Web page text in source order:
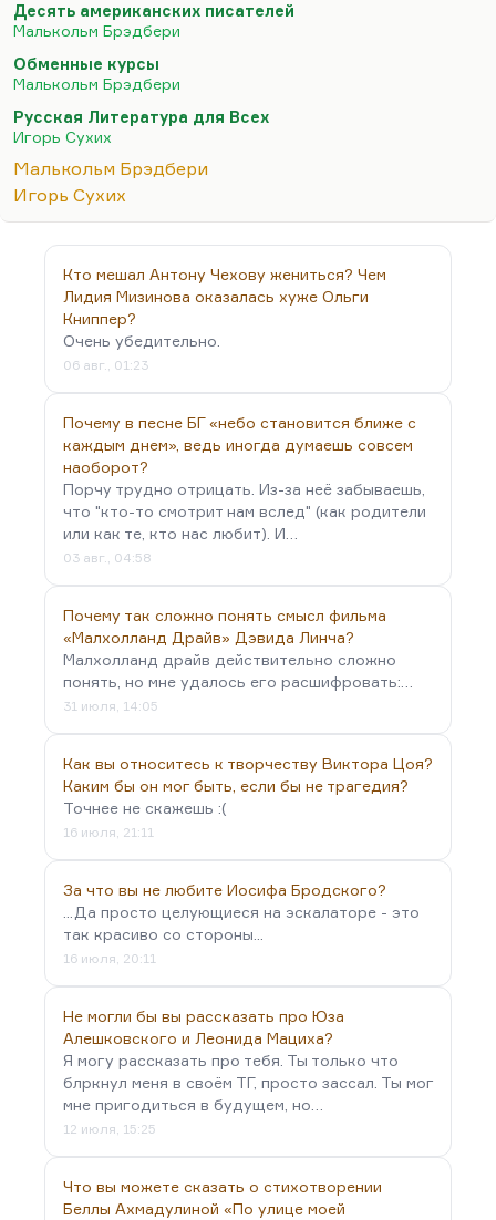
что для меня Малькольм Брэдбери – автор
великого романа «Обменные курсы» и очень
хорошей книги «Профессор Криминале» в очень
хорошем переводе, по-моему, Кузьминского и
еще двух очень хороших авторов, сейчас не
вспомню.
Но я впервые купил его филологические
сочинения. Вот книга «Десять американских
писателей» просто великая. Я бросил все свои
академические чтения; все, что мне…
Десять американских писателей
Малькольм Брэдбери
Обменные курсы
Малькольм Брэдбери
Русская Литература для Всех
Игорь Сухих
Малькольм Брэдбери
Игорь Сухих
Кто мешал Антону Чехову жениться? Чем
Лидия Мизинова оказалась хуже Ольги
Книппер?
Очень убедительно.
06 авг., 01:23
Почему в песне БГ «небо становится ближе с
каждым днем», ведь иногда думаешь совсем
наоборот?
Порчу трудно отрицать. Из-за неё забываешь,
что "кто-то смотрит нам вслед" (как родители
или как те, кто нас любит). И…
03 авг., 04:58
Почему так сложно понять смысл фильма
«Малхолланд Драйв» Дэвида Линча?
Малхолланд драйв действительно сложно
понять, но мне удалось его расшифровать:…
31 июля, 14:05
Как вы относитесь к творчеству Виктора Цоя?
Каким бы он мог быть, если бы не трагедия?
Точнее не скажешь :(
16 июля, 21:11
За что вы не любите Иосифа Бродского?
...Да просто целующиеся на эскалаторе - это
так красиво со стороны...
16 июля, 20:11
Не могли бы вы рассказать про Юза
Алешковского и Леонида Мациха?
Я могу рассказать про тебя. Ты только что
блркнул меня в своём ТГ, просто зассал. Ты мог
мне пригодиться в будущем, но…
12 июля, 15:25
Что вы можете сказать о стихотворении
Беллы Ахмадулиной «По улице моей